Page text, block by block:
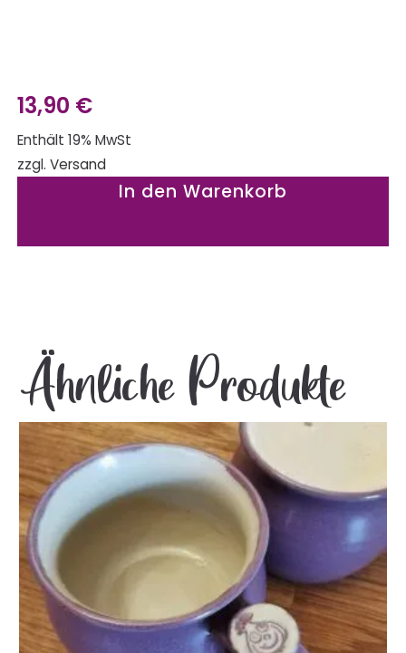
13,90 €
Enthält 19% MwSt
zzgl. Versand
In den Warenkorb
Ähnliche Produkte